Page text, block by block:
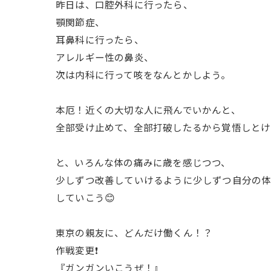
昨日は、口腔外科に行ったら、
顎関節症、
耳鼻科に行ったら、
アレルギー性の鼻炎、
次は内科に行って咳をなんとかしよう。
本厄！近くの大切な人に飛んでいかんと、
全部受け止めて、全部打破したるから覚悟しと
と、いろんな体の痛みに歳を感じつつ、
少しずつ改善していけるように少しずつ自分の
していこう😊
東京の親友に、どんだけ働くん！？
作戦変更❗️
『ガンガンいこうぜ！』